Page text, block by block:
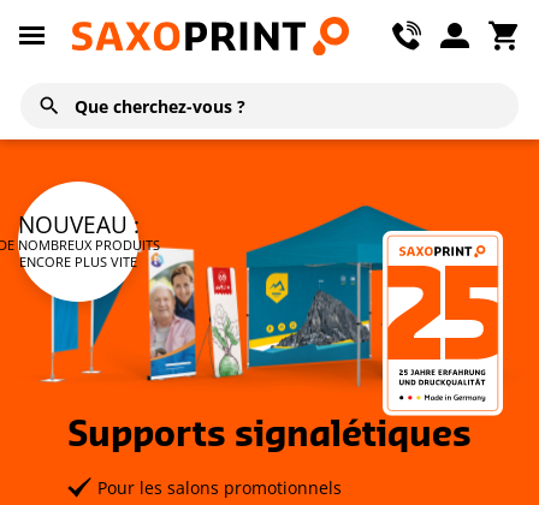
NOUVEAU :
NOMBREUX PRODUITS
ENCORE PLUS VITE
Supports signalétiques
Pour les salons promotionnels